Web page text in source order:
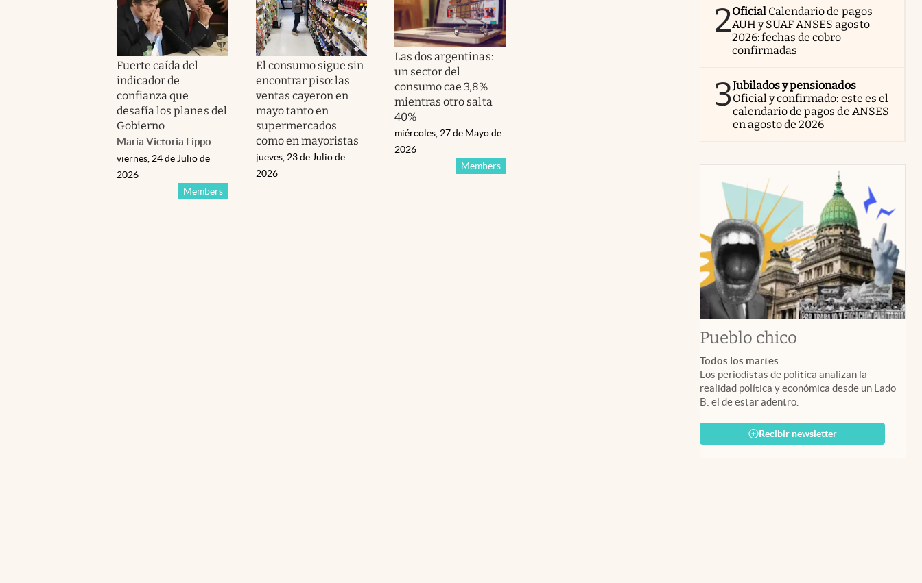
Fuerte caída del
indicador de
confianza que
desafía los planes del
Gobierno
María Victoria Lippo
Members
viernes, 24 de Julio de
2026
El consumo sigue sin
encontrar piso: las
ventas cayeron en
mayo tanto en
supermercados
como en mayoristas
jueves, 23 de Julio de
2026
Las dos argentinas:
un sector del
consumo cae 3,8%
mientras otro salta
40%
Members
miércoles, 27 de Mayo de
2026
2Oficial Calendario de pagos
AUH y SUAF ANSES agosto
2026: fechas de cobro
confirmadas
3Jubilados y pensionados
Oficial y confirmado: este es el
calendario de pagos de ANSES
en agosto de 2026
Pueblo chico
Todos los martes
Los periodistas de política analizan la
realidad política y económica desde un Lado
B: el de estar adentro.
Recibir newsletter